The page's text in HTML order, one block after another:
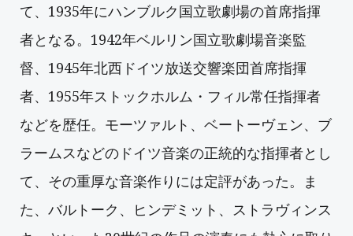
て、1935年にハンブルク国立歌劇場の首席指揮
者となる。1942年ベルリン国立歌劇場音楽監
督、1945年北西ドイツ放送交響楽団首席指揮
者、1955年ストックホルム・フィル常任指揮者
などを歴任。モーツァルト、ベートーヴェン、ブ
ラームスなどのドイツ音楽の正統的な指揮者とし
て、その重厚な音楽作りには定評があった。ま
た、バルトーク、ヒンデミット、ストラヴィンス